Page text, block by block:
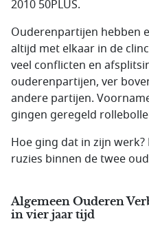
2010 50PLUS.
Ouderenpartijen hebben
altijd met elkaar in de
veel conflicten en
ouderenpartijen, ver
andere partijen.
gingen geregeld
Hoe ging dat in zijn
ruzies binnen de twee
Algemeen Ouderen
in vier jaar tijd